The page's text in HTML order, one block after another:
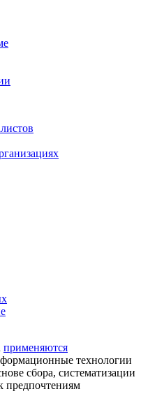
применяются
технологии
сбора, систематизации
предпочтениям